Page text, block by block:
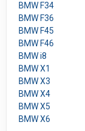
BMW F34
BMW F36
BMW F45
BMW F46
BMW i8
BMW X1
BMW X3
BMW X4
BMW X5
BMW X6